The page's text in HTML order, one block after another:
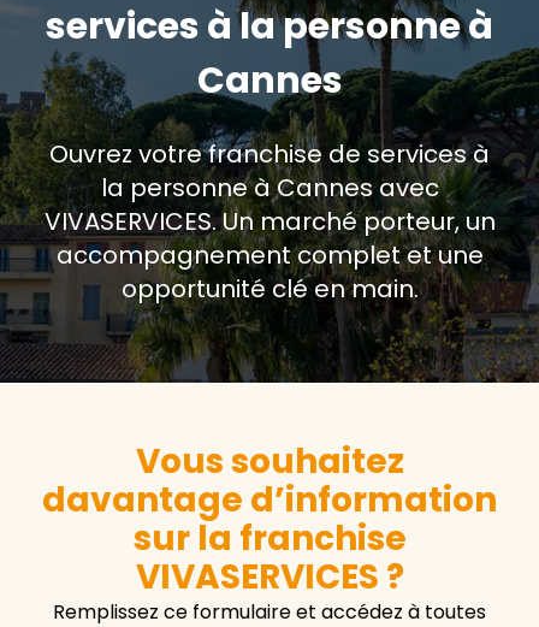
services à la personne à
Cannes
Ouvrez votre franchise de services à
la personne à Cannes avec
VIVASERVICES. Un marché porteur, un
accompagnement complet et une
opportunité clé en main.
Vous souhaitez
davantage d’information
sur la franchise
VIVASERVICES ?
Remplissez ce formulaire et accédez à toutes